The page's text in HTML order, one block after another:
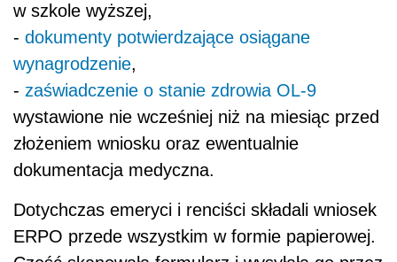
w szkole wyższej,
- dokumenty potwierdzające osiągane
wynagrodzenie,
- zaświadczenie o stanie zdrowia OL-9
wystawione nie wcześniej niż na miesiąc przed
złożeniem wniosku oraz ewentualnie
dokumentacja medyczna.
Dotychczas emeryci i renciści składali wniosek
ERPO przede wszystkim w formie papierowej.